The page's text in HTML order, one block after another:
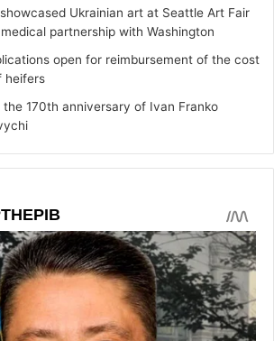
Ukrainian art at Seattle Art Fair
partnership with Washington
open for reimbursement of the cost
heifers
the 170th anniversary of Ivan Franko